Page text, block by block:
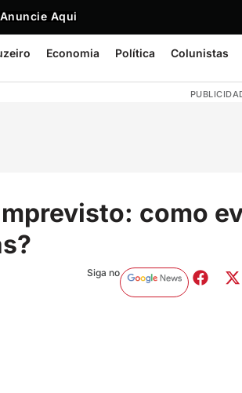
Anuncie Aqui
Economia Política Colunistas
como
Siga no